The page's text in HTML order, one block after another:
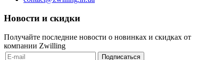
Новости и скидки
Получайте последние новости о новинках и скидках от
компании Zwilling